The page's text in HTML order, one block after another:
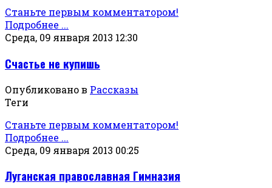
Станьте первым комментатором!
Подробнее ...
Среда, 09 января 2013 12:30
Счастье не купишь
Опубликовано в Рассказы
Теги
Станьте первым комментатором!
Подробнее ...
Среда, 09 января 2013 00:25
Луганская православная Гимназия